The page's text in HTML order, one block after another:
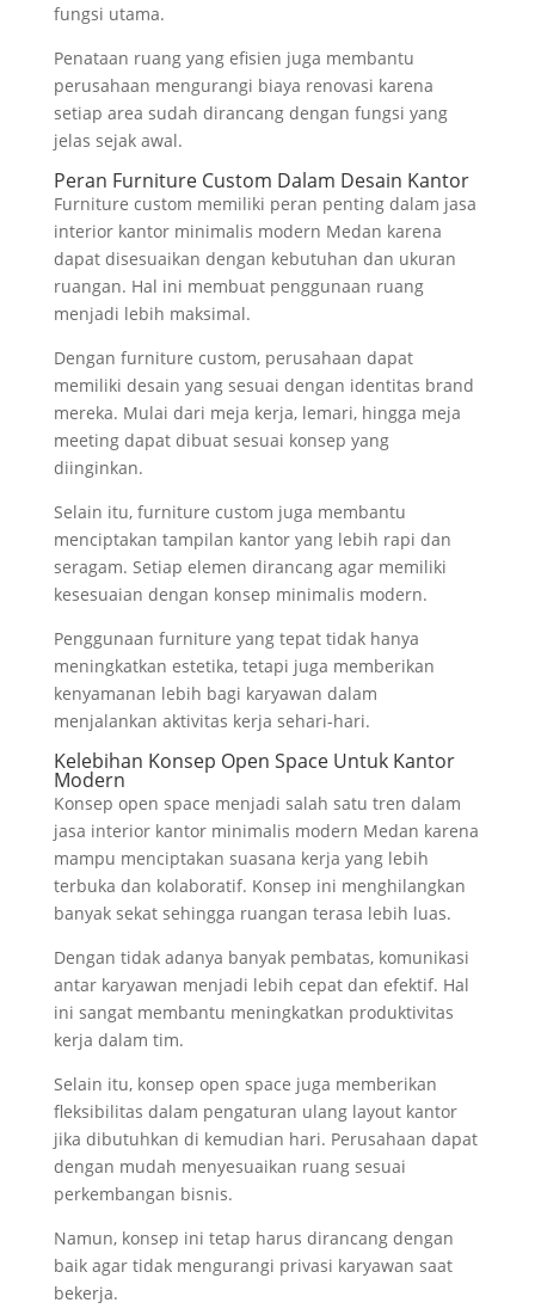
fungsi utama.
Penataan ruang yang efisien juga membantu
perusahaan mengurangi biaya renovasi karena
setiap area sudah dirancang dengan fungsi yang
jelas sejak awal.
Peran Furniture Custom Dalam Desain Kantor
Furniture custom memiliki peran penting dalam jasa
interior kantor minimalis modern Medan karena
dapat disesuaikan dengan kebutuhan dan ukuran
ruangan. Hal ini membuat penggunaan ruang
menjadi lebih maksimal.
Dengan furniture custom, perusahaan dapat
memiliki desain yang sesuai dengan identitas brand
mereka. Mulai dari meja kerja, lemari, hingga meja
meeting dapat dibuat sesuai konsep yang
diinginkan.
Selain itu, furniture custom juga membantu
menciptakan tampilan kantor yang lebih rapi dan
seragam. Setiap elemen dirancang agar memiliki
kesesuaian dengan konsep minimalis modern.
Penggunaan furniture yang tepat tidak hanya
meningkatkan estetika, tetapi juga memberikan
kenyamanan lebih bagi karyawan dalam
menjalankan aktivitas kerja sehari-hari.
Kelebihan Konsep Open Space Untuk Kantor
Modern
Konsep open space menjadi salah satu tren dalam
jasa interior kantor minimalis modern Medan karena
mampu menciptakan suasana kerja yang lebih
terbuka dan kolaboratif. Konsep ini menghilangkan
banyak sekat sehingga ruangan terasa lebih luas.
Dengan tidak adanya banyak pembatas, komunikasi
antar karyawan menjadi lebih cepat dan efektif. Hal
ini sangat membantu meningkatkan produktivitas
kerja dalam tim.
Selain itu, konsep open space juga memberikan
fleksibilitas dalam pengaturan ulang layout kantor
jika dibutuhkan di kemudian hari. Perusahaan dapat
dengan mudah menyesuaikan ruang sesuai
perkembangan bisnis.
Namun, konsep ini tetap harus dirancang dengan
baik agar tidak mengurangi privasi karyawan saat
bekerja.